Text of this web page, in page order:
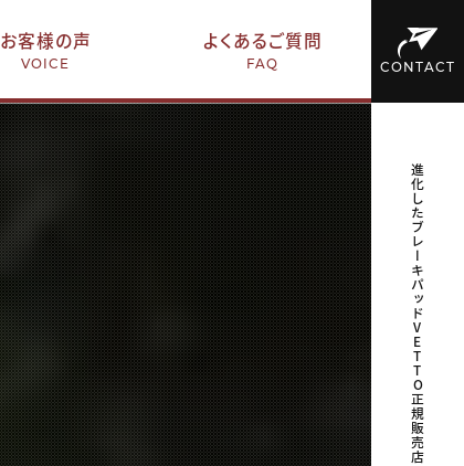
お客様の声
VOICE
よくあるご質問
FAQ CONTACT
進化したブレーキパッドVETTO正規販売店